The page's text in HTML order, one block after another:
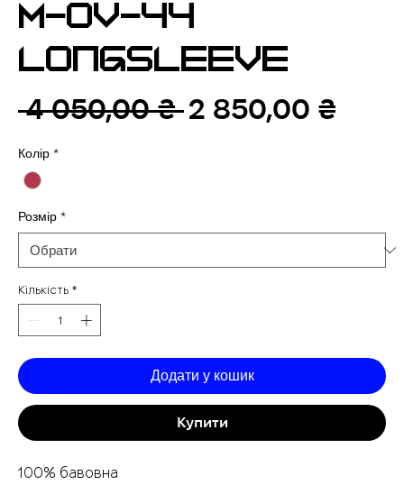
M-OV-44
LONGSLEEVE
4 050,00 ₴ Звичайна
2 850,00 ₴
Колір *
Розмір *
Кількість *
Додати у кошик
Купити
100% бавовна